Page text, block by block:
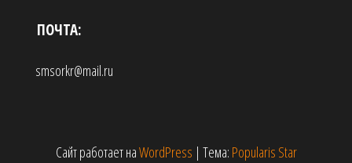
ПОЧТА:
smsorkr@mail.ru
Сайт работает наWordPress | Тема: Popularis Star